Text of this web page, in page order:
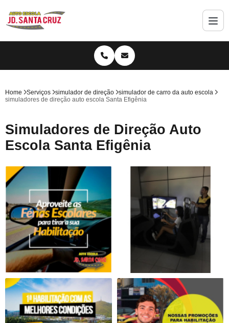
Home Serviços simulador de direção
simulador de carro da auto escola
simuladores de direção auto escola Santa Efigênia
Simuladores de Direção Auto
Escola Santa Efigênia